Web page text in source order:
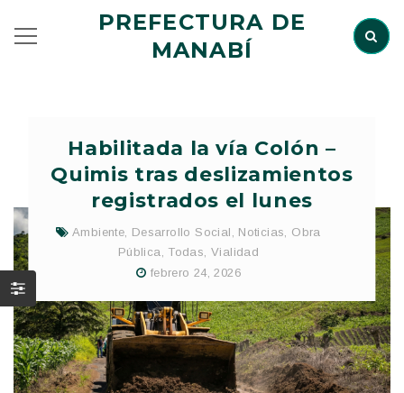
PREFECTURA DE
MANABÍ
Habilitada la vía Colón –
Quimis tras deslizamientos
registrados el lunes
Ambiente, Desarrollo Social , Noticias, Obra
Pública, Todas,Vialidad
febrero 24, 2026